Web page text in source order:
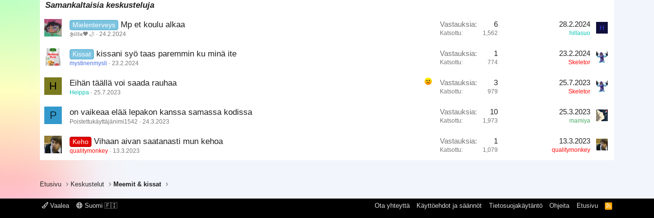
Trebuchet MS
Verdana
Samankaltaisia keskusteluja
Mielenterveys Mp et koulu alkaa
𝕳𝖎𝖑𝖑𝖆🖤🌙 24.2.2024
Vastauksia 6
Katsottu 1,562
28.2.2024
hillasuo
H
Kissat kissani syö taas paremmin ku minä ite
mystinenmysli 23.2.2024
Vastauksia 1
Katsottu 774
23.2.2024
Skeletor
H Eihän täällä voi saada rauhaa
Heippa 25.7.2023
Vastauksia 3
Katsottu 979
25.7.2023
Skeletor
P on vaikeaa elää lepakon kanssa samassa kodissa
Poistettukäyttäjänimi1542 24.3.2023
Vastauksia 10
Katsottu 1,973
25.3.2023
mamiya
Keho Vihaan aivan saatanasti mun kehoa
qualitymonkey 13.3.2023
Vastauksia 1
Katsottu 1,079
13.3.2023
qualitymonkey
Etusivu Keskustelut Meemit & kissat
Vaalea Suomi 🇫🇮 Ota yhteyttä Käyttöehdot ja säännöt Tietosuojakäytäntö Ohjeita Etusivu
R